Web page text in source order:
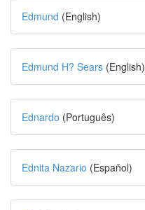
Edmund (English)
Edmund H? Sears (English)
Ednardo (Português)
Ednita Nazario (Español)